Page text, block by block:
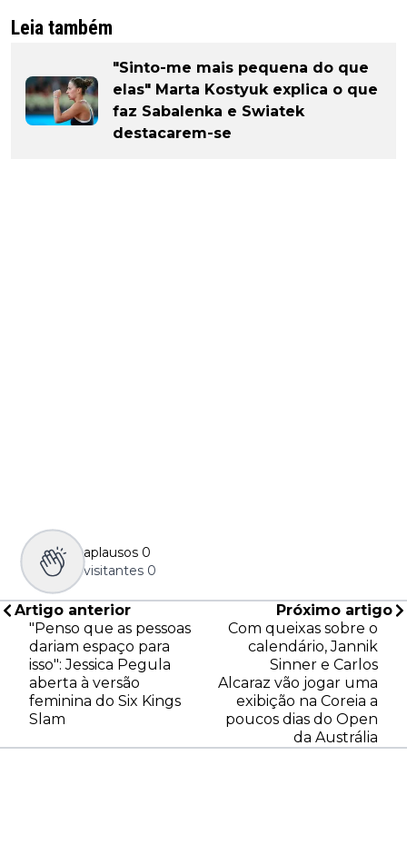
Leia também
"Sinto-me mais pequena do que
elas" Marta Kostyuk explica o que
faz Sabalenka e Swiatek
destacarem-se
aplausos 0
visitantes 0
Artigo anterior
"Penso que as pessoas
dariam espaço para
isso": Jessica Pegula
aberta à versão
feminina do Six Kings
Slam
Próximo artigo
Com queixas sobre o
calendário, Jannik
Sinner e Carlos
Alcaraz vão jogar uma
exibição na Coreia a
poucos dias do Open
da Austrália